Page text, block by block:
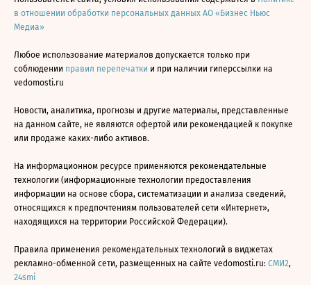
в отношении обработки персональных данных АО «Бизнес Ньюс
Медиа»
Любое использование материалов допускается только при
соблюдении правил перепечатки и при наличии гиперссылки на
vedomosti.ru
Новости, аналитика, прогнозы и другие материалы, представленные
на данном сайте, не являются офертой или рекомендацией к покупке
или продаже каких-либо активов.
На информационном ресурсе применяются рекомендательные
технологии (информационные технологии предоставления
информации на основе сбора, систематизации и анализа сведений,
относящихся к предпочтениям пользователей сети «Интернет»,
находящихся на территории Российской Федерации).
Правила применения рекомендательных технологий в виджетах
рекламно-обменной сети, размещенных на сайте vedomosti.ru: СМИ2,
24smi